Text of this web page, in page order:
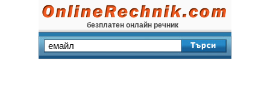
безплатен онлайн речник